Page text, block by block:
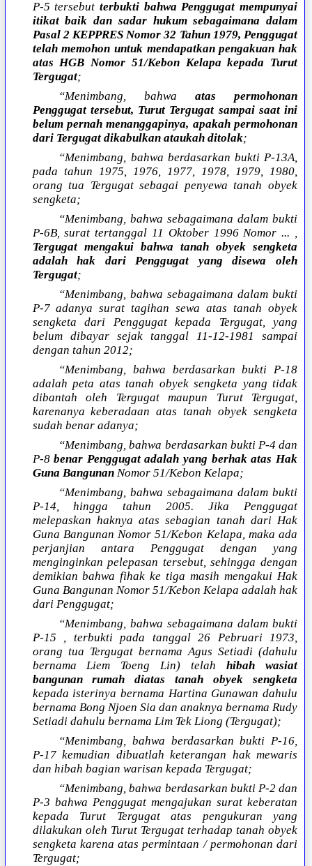
P-5 tersebut terbukti bahwa Penggugat mempunyai
itikat baik dan sadar hukum sebagaimana dalam
Pasal 2 KEPPRES Nomor 32 Tahun 1979, Penggugat
telah memohon untuk mendapatkan pengakuan hak
atas HGB Nomor 51/Kebon Kelapa kepada Turut
Tergugat;
“Menimbang, bahwaatas permohonan
Penggugat tersebut, Turut Tergugat sampai saat ini
belum pernah menanggapinya, apakah permohonan
dari Tergugat dikabulkan ataukah ditolak;
“Menimbang, bahwa berdasarkan bukti P-13A,
pada tahun 1975, 1976, 1977, 1978, 1979, 1980,
orang tua Tergugat sebagai penyewa tanah obyek
sengketa;
“Menimbang, bahwa sebagaimana dalam bukti
P-6B, surat tertanggal 11 Oktober 1996 Nomor ... ,
Tergugat mengakui bahwa tanah obyek sengketa
adalah hak dari Penggugat yang disewa oleh
Tergugat;
“Menimbang, bahwa sebagaimana dalam bukti
P-7 adanya surat tagihan sewa atas tanah obyek
sengketa dari Penggugat kepada Tergugat, yang
belum dibayar sejak tanggal 11-12-1981 sampai
dengan tahun 2012;
“Menimbang, bahwa berdasarkan bukti P-18
adalah peta atas tanah obyek sengketa yang tidak
dibantah oleh Tergugat maupun Turut Tergugat,
karenanya keberadaan atas tanah obyek sengketa
sudah benar adanya;
“Menimbang, bahwa berdasarkan bukti P-4 dan
P-8benar Penggugat adalah yang berhak atas Hak
Guna BangunanNomor 51/Kebon Kelapa;
“Menimbang, bahwa sebagaimana dalam bukti
P-14, hingga tahun 2005. Jika Penggugat
melepaskan haknya atas sebagian tanah dari Hak
Guna Bangunan Nomor 51/Kebon Kelapa, maka ada
perjanjian antara Penggugat dengan yang
menginginkan pelepasan tersebut, sehingga dengan
demikian bahwa fihak ke tiga masih mengakui Hak
Guna Bangunan Nomor 51/Kebon Kelapa adalah hak
dari Penggugat;
“Menimbang, bahwa sebagaimana dalam bukti
P-15 , terbukti pada tanggal 26 Pebruari 1973,
orang tua Tergugat bernama Agus Setiadi (dahulu
bernama Liem Toeng Lin) telahhibah wasiat
bangunan rumah diatas tanah obyek sengketa
kepada isterinya bernama Hartina Gunawan dahulu
bernama Bong Njoen Sia dan anaknya bernama Rudy
Setiadi dahulu bernama Lim Tek Liong (Tergugat);
“Menimbang, bahwa berdasarkan bukti P-16,
P-17 kemudian dibuatlah keterangan hak mewaris
dan hibah bagian warisan kepada Tergugat;
“Menimbang, bahwa berdasarkan bukti P-2 dan
P-3 bahwa Penggugat mengajukan surat keberatan
kepada Turut Tergugat atas pengukuran yang
dilakukan oleh Turut Tergugat terhadap tanah obyek
sengketa karena atas permintaan / permohonan dari
Tergugat;